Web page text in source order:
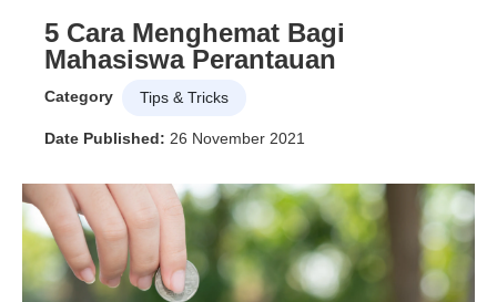
5 Cara Menghemat Bagi
Mahasiswa Perantauan
Category Tips & Tricks
Date Published: 26 November 2021